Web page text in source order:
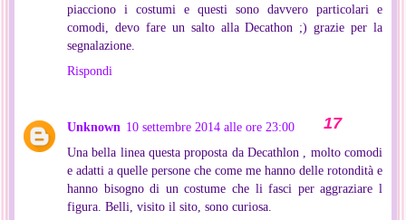
piacciono i costumi e questi sono davvero particolari e
comodi, devo fare un salto alla Decathon ;) grazie per la
segnalazione.
Rispondi
Unknown 10 settembre 2014 alle ore 23:00
Una bella linea questa proposta da Decathlon , molto comodi
e adatti a quelle persone che come me hanno delle rotondità e
hanno bisogno di un costume che li fasci per aggraziare l
figura. Belli, visito il sito, sono curiosa.